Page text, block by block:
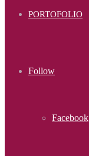
PORTOFOLIO
Follow
Facebook